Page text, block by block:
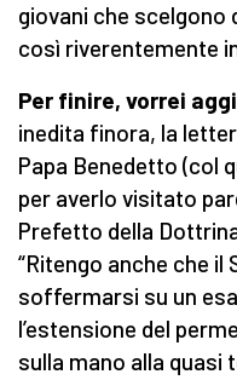
giovani che scelgono
così riverentemente
Per finire, vorrei
inedita finora, la
Papa Benedetto (col
per averlo visitato
Prefetto della
“Ritengo anche che il
soffermarsi su un
l’estensione del
sulla mano alla quasi